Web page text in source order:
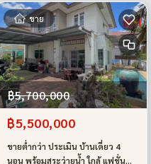
ขาย
฿5,700,000
฿5,500,000
ขายต่ำกว่า ประเมิน บ้านเดี่ยว 4
นอน พร้อมสระว่ายน้ำ ใกล้ แฟชั่น